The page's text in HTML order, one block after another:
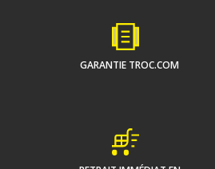
GARANTIE TROC.COM